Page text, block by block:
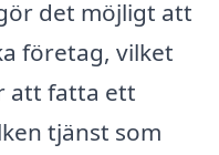
det möjligt att
företag, vilket
att fatta ett
tjänst som